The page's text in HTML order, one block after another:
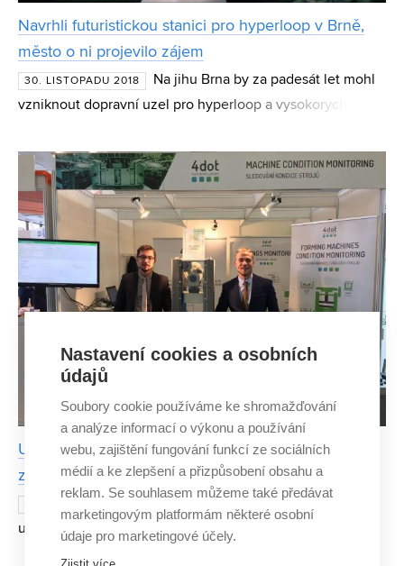
Navrhli futuristickou stanici pro hyperloop v Brně,
město o ni projevilo zájem
30. LISTOPADU 2018
Na jihu Brna by za padesát let mohl
vzniknout dopravní uzel pro hyperloop a vysokorychlostní
nesloužil pouze jako přestupní stanice, lidé by v něm moh
Unikátní služba absolventů FSI předvídá poruchy a
zvyšuje efektivnost tvářecích strojů
Vymysleli technologii, která
umožňuje sledovat a analyzovat tvářecí stroje. Díky tomu
Nastavení cookies a osobních
údajů
Soubory cookie používáme ke shromažďování
a analýze informací o výkonu a používání
webu, zajištění fungování funkcí ze sociálních
médií a ke zlepšení a přizpůsobení obsahu a
reklam. Se souhlasem můžeme také předávat
marketingovým platformám některé osobní
údaje pro marketingové účely.